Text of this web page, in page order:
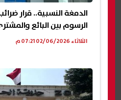
الدمغة النسبية.. قرار
الرسوم بين البائع
الثلاثاء 02/06/2026 07:21 م